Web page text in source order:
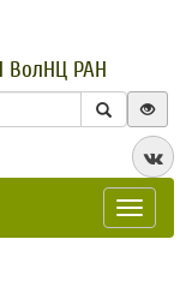
ВолНЦ РАН
Toggle